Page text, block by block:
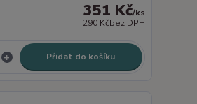
351 Kč/ks
290 Kčbez DPH
Přidat do košíku